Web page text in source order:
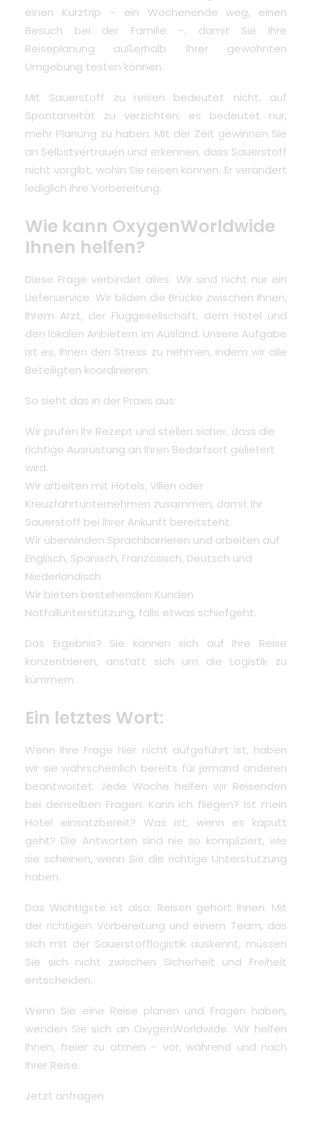
einen Kurztrip – ein Wochenende weg, einen
Besuch bei der Familie –, damit Sie Ihre
Reiseplanung außerhalb Ihrer gewohnten
Umgebung testen können.
Mit Sauerstoff zu reisen bedeutet nicht, auf
Spontaneität zu verzichten; es bedeutet nur,
mehr Planung zu haben. Mit der Zeit gewinnen Sie
an Selbstvertrauen und erkennen, dass Sauerstoff
nicht vorgibt, wohin Sie reisen können. Er verändert
lediglich Ihre Vorbereitung.
Wie kann OxygenWorldwide
Ihnen helfen?
Diese Frage verbindet alles. Wir sind nicht nur ein
Lieferservice. Wir bilden die Brücke zwischen Ihnen,
Ihrem Arzt, der Fluggesellschaft, dem Hotel und
den lokalen Anbietern im Ausland. Unsere Aufgabe
ist es, Ihnen den Stress zu nehmen, indem wir alle
Beteiligten koordinieren.
So sieht das in der Praxis aus:
Wir prüfen Ihr Rezept und stellen sicher, dass die
richtige Ausrüstung an Ihren Bedarfsort geliefert
wird.
Wir arbeiten mit Hotels, Villen oder
Kreuzfahrtunternehmen zusammen, damit Ihr
Sauerstoff bei Ihrer Ankunft bereitsteht.
Wir überwinden Sprachbarrieren und arbeiten auf
Englisch, Spanisch, Französisch, Deutsch und
Niederländisch.
Wir bieten bestehenden Kunden
Notfallunterstützung, falls etwas schiefgeht.
Das Ergebnis? Sie können sich auf Ihre Reise
konzentrieren, anstatt sich um die Logistik zu
kümmern.
Ein letztes Wort:
Wenn Ihre Frage hier nicht aufgeführt ist, haben
wir sie wahrscheinlich bereits für jemand anderen
beantwortet. Jede Woche helfen wir Reisenden
bei denselben Fragen: Kann ich fliegen? Ist mein
Hotel einsatzbereit? Was ist, wenn es kaputt
geht? Die Antworten sind nie so kompliziert, wie
sie scheinen, wenn Sie die richtige Unterstützung
haben.
Das Wichtigste ist also: Reisen gehört Ihnen. Mit
der richtigen Vorbereitung und einem Team, das
sich mit der Sauerstofflogistik auskennt, müssen
Sie sich nicht zwischen Sicherheit und Freiheit
entscheiden.
Wenn Sie eine Reise planen und Fragen haben,
wenden Sie sich an OxygenWorldwide. Wir helfen
Ihnen, freier zu atmen – vor, während und nach
Ihrer Reise.
Jetzt anfragen